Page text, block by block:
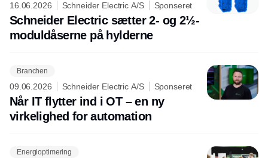
16.06.2026 Schneider Electric A/S Sponseret
Schneider Electric sætter 2- og 2½-
moduldåserne på hylderne
Branchen
09.06.2026 Schneider Electric A/S Sponseret
Når IT flytter ind i OT – en ny
virkelighed for automation
Energioptimering